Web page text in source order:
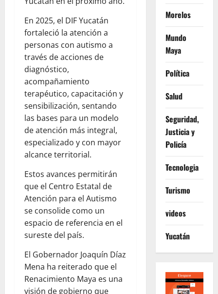
En 2025, el DIF Yucatán
fortaleció la atención a
personas con autismo a
través de acciones de
diagnóstico,
acompañamiento
terapéutico, capacitación y
sensibilización, sentando
las bases para un modelo
de atención más integral,
especializado y con mayor
alcance territorial.
Estos avances permitirán
que el Centro Estatal de
Atención para el Autismo
se consolide como un
espacio de referencia en el
sureste del país.
El Gobernador Joaquín Díaz
Mena ha reiterado que el
Renacimiento Maya es una
visión de gobierno que
Morelos
Mundo
Maya
Política
Salud
Seguridad,
Justicia y
Policía
Tecnologia
Turismo
videos
Yucatán